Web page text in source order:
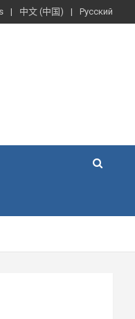
中文 (中国) Русский